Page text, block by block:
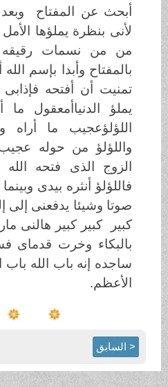
أبحث عن المفتاح وبعد
لأنى بنظرة يملؤها الأمل
من من نسمات رقيقه
بالمفتاح وأبدا بإسم الله
تمنيت أن أفتحه فإذابى
يملؤ الدنياأمعقول ما
اللؤلؤعجيب ما أراه
واللؤلؤ من حوله عجيب
الزوج الذى فتحه الله
فاللؤلؤ أنثره بيدى وبينما
صوتا وشيئا يدفعنى إلى
كبير كبير كبير هالنى
بالبكاء وخرت قدماى
ساجده إنه باب الله باب
الأعظم.
< السابق